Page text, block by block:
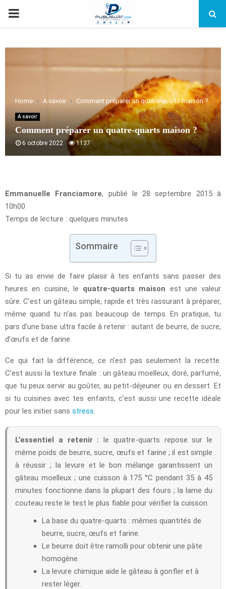
PRIMARY
Home A savoir Comment préparer un quatre-quarts maison ?
A savoir
Comment préparer un quatre-quarts maison ?
6 octobre 2022 1137
Emmanuelle Franciamore, publié le 28 septembre 2015 à
10h00
Temps de lecture : quelques minutes
Sommaire
Si tu as envie de faire plaisir à tes enfants sans passer des
heures en cuisine, le quatre-quarts maison est une valeur
sûre. C’est un gâteau simple, rapide et très rassurant à préparer,
même quand tu n’as pas beaucoup de temps. En pratique, tu
pars d’une base ultra facile à retenir : autant de beurre, de sucre,
d’œufs et de farine.
Ce qui fait la différence, ce n’est pas seulement la recette.
C’est aussi la texture finale : un gâteau moelleux, doré, parfumé,
que tu peux servir au goûter, au petit-déjeuner ou en dessert. Et
si tu cuisines avec tes enfants, c’est aussi une recette idéale
pour les initier sans stress
L’essentiel a retenir : le quatre-quarts repose sur le
même poids de beurre, sucre, œufs et farine ; il est simple
à réussir ; la levure et le bon mélange garantissent un
gâteau moelleux ; une cuisson à 175 °C pendant 35 à 45
minutes fonctionne dans la plupart des fours ; la lame du
couteau reste le test le plus fiable pour vérifier la cuisson.
La base du quatre-quarts : mêmes quantités de
beurre, sucre, œufs et farine.
Le beurre doit être ramolli pour obtenir une pâte
homogène.
La levure chimique aide le gâteau à gonfler et à
rester léger.